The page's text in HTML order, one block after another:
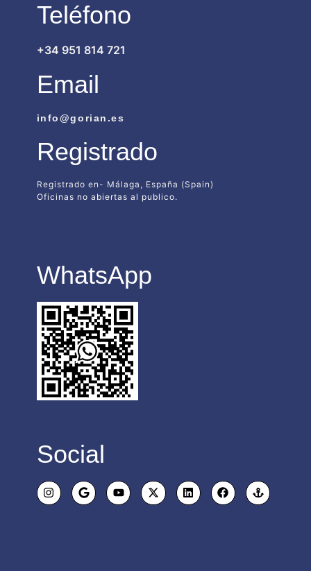
Teléfono
+34 951 814 721
Email
info@gorian.es
Registrado
Registrado en- Málaga, España (Spain)
Oficinas no abiertas al publico.
WhatsApp​
Social